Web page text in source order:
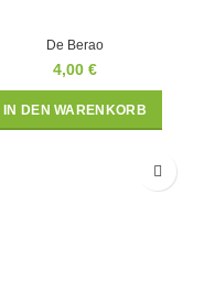
De Berao
4,00 €
IN DEN WARENKORB